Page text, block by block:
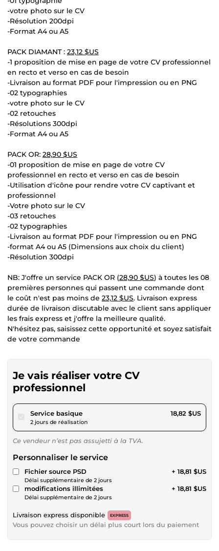
-votre photo sur le CV
-Résolution 200dpi
-Format A4 ou A5
PACK DIAMANT : 23,12 $US
-1 proposition de mise en page de votre CV professionnel
en recto et verso en cas de besoin
-Livraison au format PDF pour l'impression ou en PNG
-02 typographies
-votre photo sur le CV
-02 retouches
-Résolutions 300dpi
-Format A4 ou A5
PACK OR: 28,90 $US
-01 proposition de mise en page de votre CV
professionnel en recto et verso en cas de besoin
-Utilisation d'icône pour rendre votre CV captivant et
professionnel
-Votre photo sur le CV
-03 retouches
-02 typographies
-Livraison au format PDF pour l'impression ou en PNG
-format A4 ou A5 (Dimensions aux choix du client)
-Résolution 300dpi
NB: J'offre un service PACK OR (28,90 $US) à toutes les 08
premières personnes qui passent une commande dont
le coût n'est pas moins de 23,12 $US. Livraison express
durée de livraison discutable avec le client sans appliquer
les frais express et j'offre la meilleure qualité.
N'hésitez pas, saisissez cette opportunité et soyez satisfait
de votre commande
Je vais réaliser votre CV
professionnel
Service basiquepour 17,34 $US
2 jours de réalisation
18,82 $US
Ce vendeur n’est pas assujetti à la TVA.
Personnaliser le service
Fichier source PSD
Délai supplémentaire de 2 jours
+ 18,81 $US
modifications illimitées
Délai supplémentaire de 2 jours
+ 18,81 $US
Livraison express disponible EXPRESS
Vous pouvez choisir un délai plus court lors du paiement